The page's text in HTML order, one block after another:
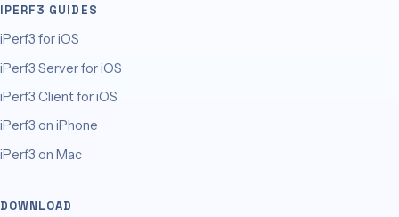
IPERF3 GUIDES
iPerf3 for iOS
iPerf3 Server for iOS
iPerf3 Client for iOS
iPerf3 on iPhone
iPerf3 on Mac
DOWNLOAD